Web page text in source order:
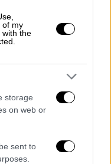
of my
with the
storage
on web or
sent to
το 2-
δεν είχαν πει
Χρήστος Τζόλης
3 και κράτησε
βελγικής
άνοιξε στο
με 6-1 και